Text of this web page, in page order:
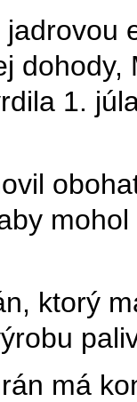
1.
ktorý
má